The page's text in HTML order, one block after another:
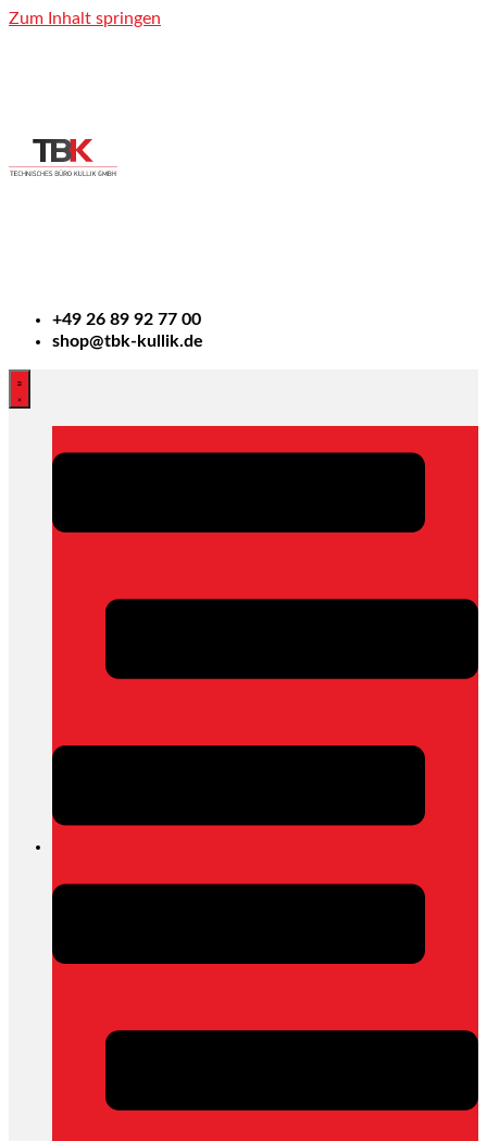
Zum Inhalt springen
+49 26 89 92 77 00
shop@tbk-kullik.de